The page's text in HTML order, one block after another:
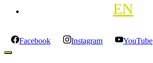
EN
Facebook Instagram YouTube